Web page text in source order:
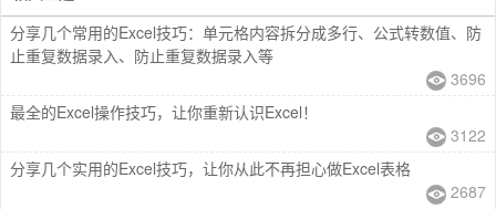
分享几个常用的Excel技巧：单元格内容拆分成多行、公式转数值、防
止重复数据录入、防止重复数据录入等
3696
最全的Excel操作技巧，让你重新认识Excel！
3122
分享几个实用的Excel技巧，让你从此不再担心做Excel表格
2687